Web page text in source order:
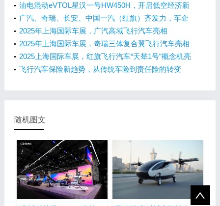
的“新星”
油电混动eVTOL星汉一号HW450H，开启低空经济新
时代！
广汽、奇瑞、长安、中国一汽（红旗）齐发力，车企
如何抢滩飞行汽车市场？
2025年上海国际车展，广汽高域飞行汽车亮相
2025年上海国际车展，奇瑞三体复合翼飞行汽车亮相
2025上海国际车展，红旗飞行汽车“天辇1号”概念机亮
相
飞行汽车保险新趋势，从传统车险到责任险的转变
随机图文